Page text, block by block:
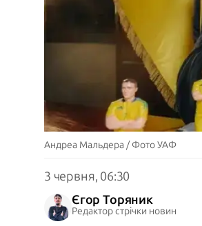
Андреа Мальдера / Фото УАФ
3 червня, 06:30
Єгор Торяник
Редактор стрічки новин